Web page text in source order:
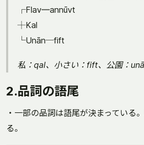
┌Flav═annūvt
┼Kal
└Unān─fift
私：qal、小さい：fift、公園：
2.品詞の語尾
・一部の品詞は語尾が決まっている
る。